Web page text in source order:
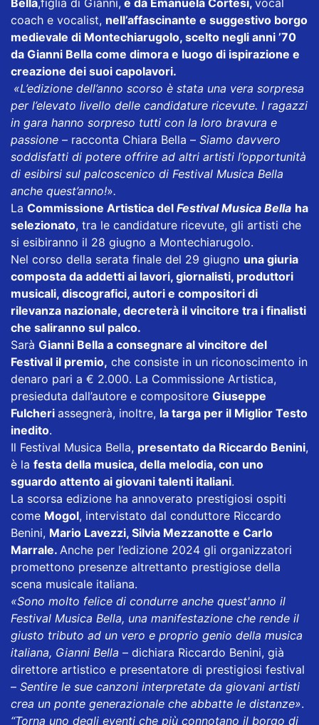
Bella,figlia di Gianni, e da Emanuela Cortesi, vocal
coach e vocalist, nell’affascinante e suggestivo borgo
medievale di Montechiarugolo, scelto negli anni ’70
da Gianni Bella come dimora e luogo di ispirazione e
creazione dei suoi capolavori.
«L’edizione dell’anno scorso è stata una vera sorpresa
per l’elevato livello delle candidature ricevute. I ragazzi
in gara hanno sorpreso tutti con la loro bravura e
passione – racconta Chiara Bella – Siamo davvero
soddisfatti di potere offrire ad altri artisti l’opportunità
di esibirsi sul palcoscenico di Festival Musica Bella
anche quest’anno!».
La Commissione Artistica del Festival Musica Bella ha
selezionato, tra le candidature ricevute, gli artisti che
si esibiranno il 28 giugno a Montechiarugolo.
Nel corso della serata finale del 29 giugno una giuria
composta da addetti ai lavori, giornalisti, produttori
musicali, discografici, autori e compositori di
rilevanza nazionale, decreterà il vincitore tra i finalisti
che saliranno sul palco.
Sarà Gianni Bella a consegnare al vincitore del
Festival il premio, che consiste in un riconoscimento in
denaro pari a € 2.000. La Commissione Artistica,
presieduta dall’autore e compositore Giuseppe
Fulcheri assegnerà, inoltre, la targa per il Miglior Testo
inedito.
Il Festival Musica Bella, presentato da Riccardo Benini,
è la festa della musica, della melodia, con uno
sguardo attento ai giovani talenti italiani.
La scorsa edizione ha annoverato prestigiosi ospiti
come Mogol, intervistato dal conduttore Riccardo
Benini, Mario Lavezzi, Silvia Mezzanotte e Carlo
Marrale. Anche per l’edizione 2024 gli organizzatori
promettono presenze altrettanto prestigiose della
scena musicale italiana.
«Sono molto felice di condurre anche quest'anno il
Festival Musica Bella, una manifestazione che rende il
giusto tributo ad un vero e proprio genio della musica
italiana, Gianni Bella – dichiara Riccardo Benini, già
direttore artistico e presentatore di prestigiosi festival
– Sentire le sue canzoni interpretate da giovani artisti
crea un ponte generazionale che abbatte le distanze».
“Torna uno degli eventi che più connotano il borgo di